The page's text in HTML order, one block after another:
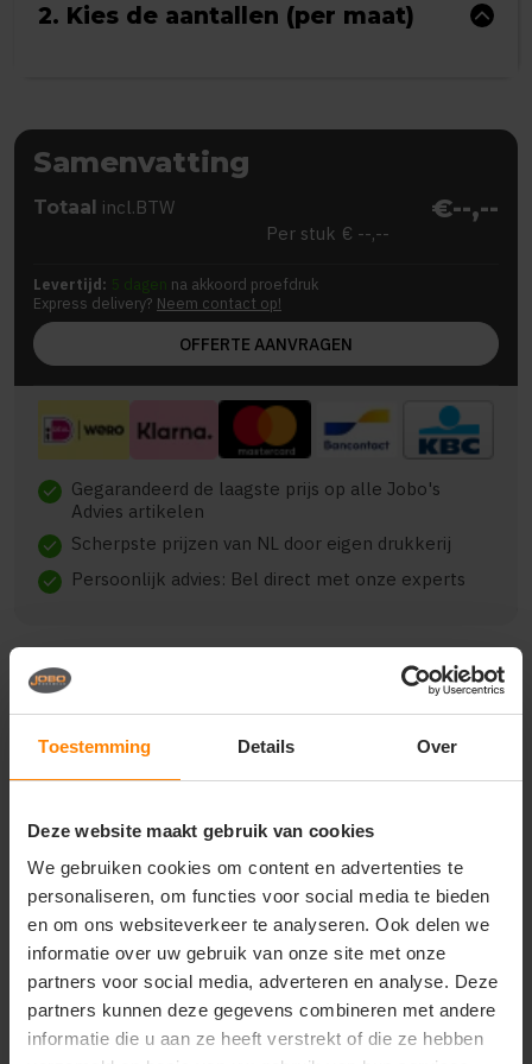
Toestemming Details Over
Deze website maakt gebruik van cookies
We gebruiken cookies om content en advertenties te
personaliseren, om functies voor social media te bieden
en om ons websiteverkeer te analyseren. Ook delen we
informatie over uw gebruik van onze site met onze
partners voor social media, adverteren en analyse. Deze
partners kunnen deze gegevens combineren met andere
informatie die u aan ze heeft verstrekt of die ze hebben
2. Kies de aantallen (per maat)
Samenvatting
Totaal incl.BTW €--,--
Per stuk € --,--
Levertijd: 5 dagen na akkoord proefdruk
Express delivery? Neem contact op!
OFFERTE AANVRAGEN
check Gegarandeerd de laagste prijs op alle Jobo's
Advies artikelen
check Scherpste prijzen van NL door eigen drukkerij
check Persoonlijk advies: Bel direct met onze experts
[{"pp":"Borst rechts","pt":"Bedrukking","ct":"Twee
kleuren"},
{"pp":"Achterzijde","pt":"Bedrukking","ct":"Twee
kleuren"}]}
Vragen? Neem contact
op met onze